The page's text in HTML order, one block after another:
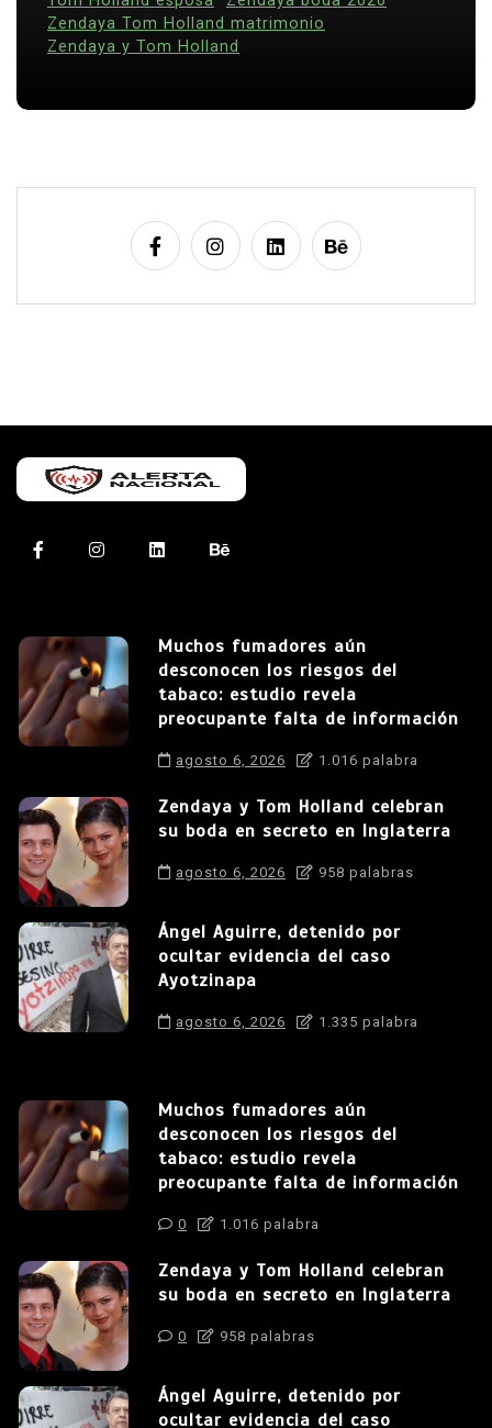
Zendaya Tom Holland matrimonio
Zendaya y Tom Holland
Muchos fumadores aún
desconocen los riesgos del
tabaco: estudio revela
preocupante falta de información
agosto 6, 2026 1.016 palabra
Zendaya y Tom Holland celebran
su boda en secreto en Inglaterra
agosto 6, 2026 958 palabras
Ángel Aguirre, detenido por
ocultar evidencia del caso
Ayotzinapa
agosto 6, 2026 1.335 palabra
Muchos fumadores aún
desconocen los riesgos del
tabaco: estudio revela
preocupante falta de información
0 1.016 palabra
Zendaya y Tom Holland celebran
su boda en secreto en Inglaterra
0 958 palabras
Ángel Aguirre, detenido por
ocultar evidencia del caso